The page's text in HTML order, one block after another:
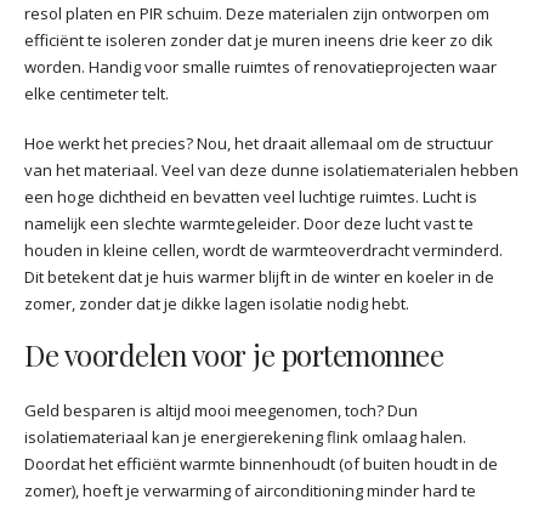
resol platen en PIR schuim. Deze materialen zijn ontworpen om
efficiënt te isoleren zonder dat je muren ineens drie keer zo dik
worden. Handig voor smalle ruimtes of renovatieprojecten waar
elke centimeter telt.
Hoe werkt het precies? Nou, het draait allemaal om de structuur
van het materiaal. Veel van deze dunne isolatiematerialen hebben
een hoge dichtheid en bevatten veel luchtige ruimtes. Lucht is
namelijk een slechte warmtegeleider. Door deze lucht vast te
houden in kleine cellen, wordt de warmteoverdracht verminderd.
Dit betekent dat je huis warmer blijft in de winter en koeler in de
zomer, zonder dat je dikke lagen isolatie nodig hebt.
De voordelen voor je portemonnee
Geld besparen is altijd mooi meegenomen, toch? Dun
isolatiemateriaal kan je energierekening flink omlaag halen.
Doordat het efficiënt warmte binnenhoudt (of buiten houdt in de
zomer), hoeft je verwarming of airconditioning minder hard te